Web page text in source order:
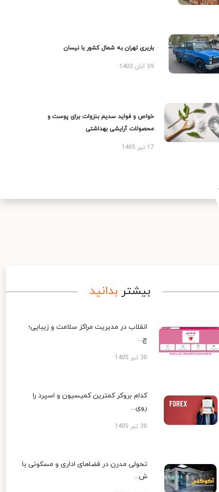
باربری تهران به شمال کشور با نیسان
09 آبان 1403
خواص و فواید سدیم بنزوات برای پوست و
محصولات آرایشی بهداشتی
17 تیر 1405
بیشتر بدانید
انقلاب در مدیریت مراکز سلامت و زیبایی؛
چ...
30 تیر 1405
کدام بروکر کمترین کمیسیون و اسپرد را
روی...
30 تیر 1405
تحولی مدرن در فضاهای اداری و مسکونی با
ش...